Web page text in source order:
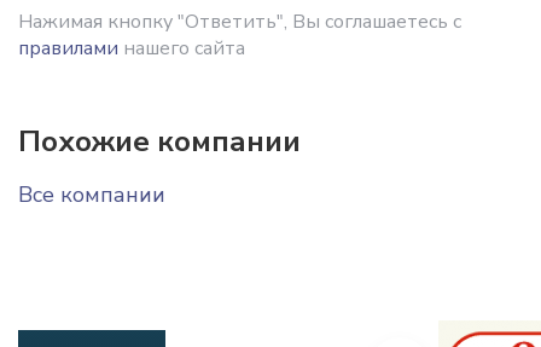
Нажимая кнопку "Ответить", Вы соглашаетесь с
правилами нашего сайта
Похожие компании
Все компании